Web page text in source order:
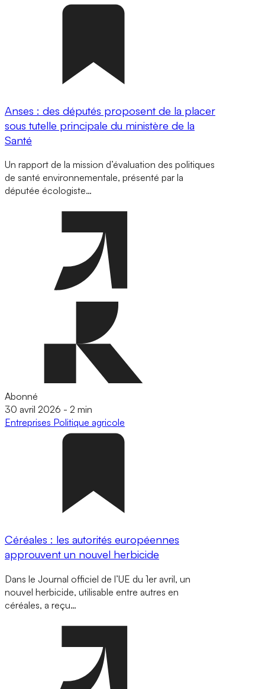
Anses : des députés proposent de la placer
sous tutelle principale du ministère de la
Santé
Un rapport de la mission d’évaluation des politiques
de santé environnementale, présenté par la
députée écologiste…
Abonné
30 avril 2026 - 2 min
Entreprises Politique agricole
Céréales : les autorités européennes
approuvent un nouvel herbicide
Dans le Journal officiel de l’UE du 1er avril, un
nouvel herbicide, utilisable entre autres en
céréales, a reçu…